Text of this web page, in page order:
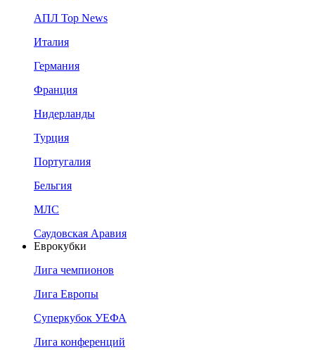
АПЛ Top News
Италия
Германия
Франция
Нидерланды
Турция
Португалия
Бельгия
МЛС
Саудовская Аравия
Еврокубки
Лига чемпионов
Лига Европы
Суперкубок УЕФА
Лига конференций